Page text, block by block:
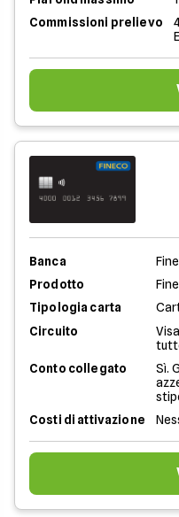
Commissioni prelievo
Banca
Prodotto
Tipologia carta
Circuito
Conto collegato
Sì.
Costi di attivazione